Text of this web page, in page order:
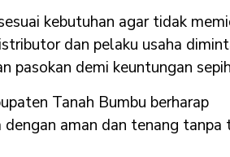
kebutuhan agar tidak
dan pelaku usaha
pasokan demi keuntungan
Tanah Bumbu berharap
aman dan tenang tanpa